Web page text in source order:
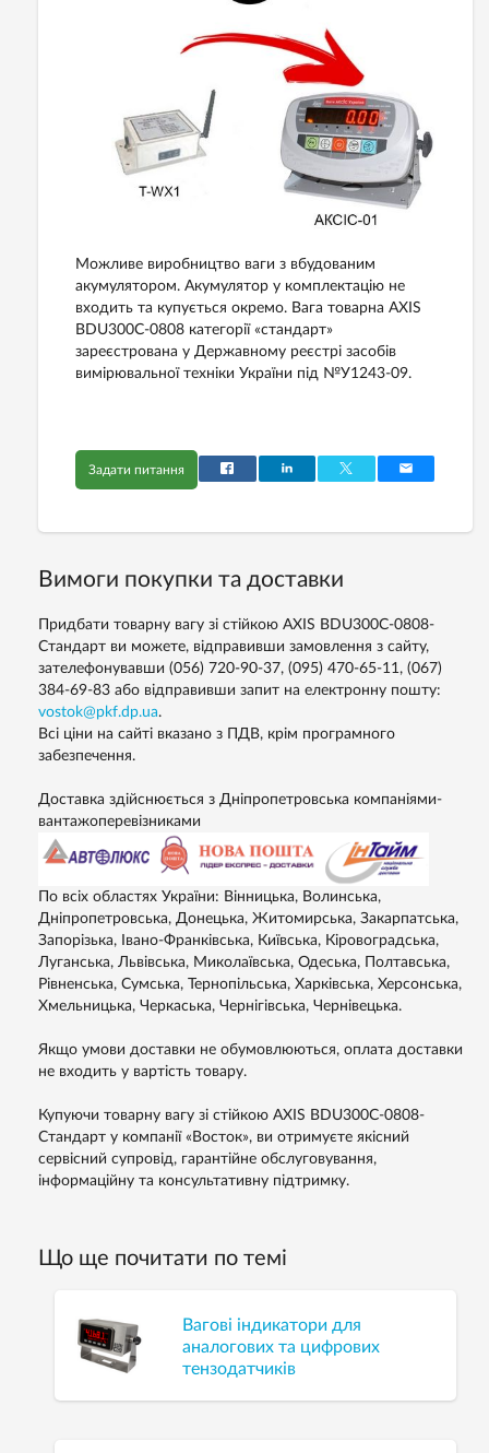
Можливе виробництво ваги з вбудованим
акумулятором. Акумулятор у комплектацію не
входить та купується окремо. Вага товарна AXIS
BDU300С-0808 категорії «стандарт»
зареєстрована у Державному реєстрі засобів
вимірювальної техніки України під №У1243-09.
Задати питання
Вимоги покупки та доставки
Придбати товарну вагу зі стійкою AXIS BDU300C-0808-
Стандарт ви можете, відправивши замовлення з сайту,
зателефонувавши (056) 720-90-37, (095) 470-65-11, (067)
384-69-83 або відправивши запит на електронну пошту:
vostok@pkf.dp.ua.
Всі ціни на сайті вказано з ПДВ, крім програмного
забезпечення.
Доставка здійснюється з Дніпропетровська компаніями-
вантажоперевізниками
По всіх областях України: Вінницька, Волинська,
Дніпропетровська, Донецька, Житомирська, Закарпатська,
Запорізька, Івано-Франківська, Київська, Кіровоградська,
Луганська, Львівська, Миколаївська, Одеська, Полтавська,
Рівненська, Сумська, Тернопільська, Харківська, Херсонська,
Хмельницька, Черкаська, Чернігівська, Чернівецька.
Якщо умови доставки не обумовлюються, оплата доставки
не входить у вартість товару.
Купуючи товарну вагу зі стійкою AXIS BDU300C-0808-
Стандарт у компанії «Восток», ви отримуєте якісний
сервісний супровід, гарантійне обслуговування,
інформаційну та консультативну підтримку.
Що ще почитати по темі
Вагові індикатори для
аналогових та цифрових
тензодатчиків